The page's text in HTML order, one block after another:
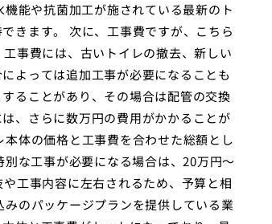
能や抗菌加工が施されている最新のト
きます。 次に、工事費ですが、こちら
事費には、古いトイレの撤去、新しい
よっては追加工事が必要になることも
ることがあり、その場合は配管の交換
、さらに数万円の費用がかかることが
体の価格と工事費を合わせた総額とし
な工事が必要になる場合は、20万円〜
工事内容に左右されるため、予算と相
のパッケージプランを提供している業